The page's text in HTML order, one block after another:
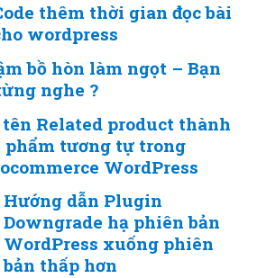
thêm thời gian đọc bài
wordpress
bồ hòn làm ngọt – Bạn
nghe ?
Related product thành
phẩm tương tự trong
WordPress
Hướng dẫn Plugin
Downgrade hạ phiên bản
WordPress xuống phiên
bản thấp hơn